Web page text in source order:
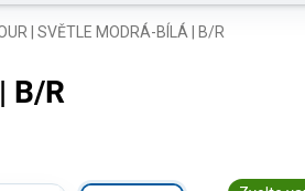
| SVĚTLE MODRÁ-BÍLÁ | B/R
B/R